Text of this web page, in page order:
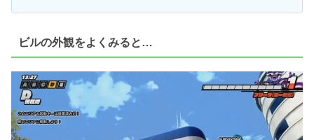
ビルの外観をよくみると…